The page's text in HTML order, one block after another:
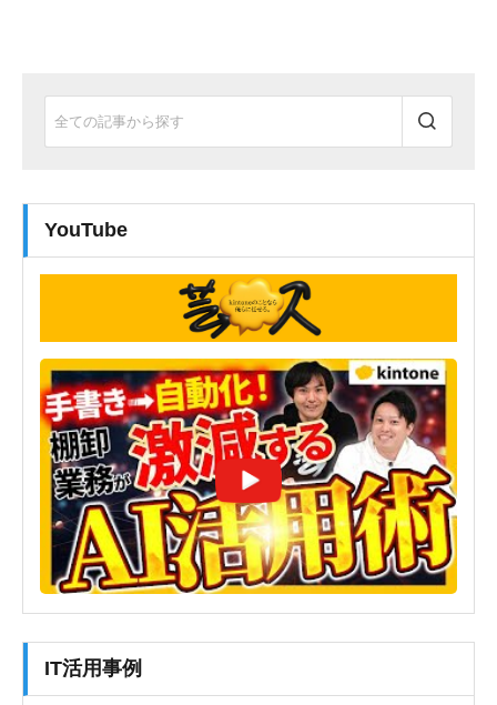
YouTube
IT活用事例